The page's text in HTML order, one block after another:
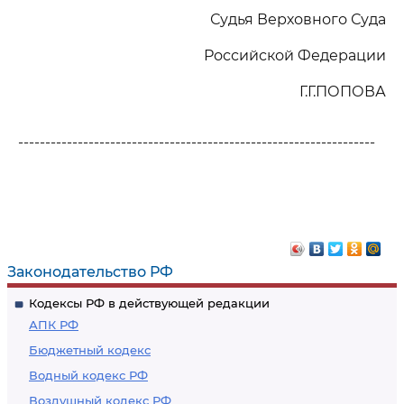
Законодательство РФ
Кодексы РФ в действующей редакции
АПК РФ
Бюджетный кодекс
Водный кодекс РФ
Воздушный кодекс РФ
Судья Верховного Суда
Российской Федерации
Г.Г.ПОПОВА
------------------------------------------------------------------